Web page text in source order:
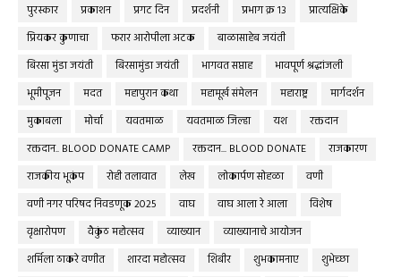
पुरस्कार
प्रकाशन प्रगट दिन प्रदर्शनी प्रभाग क्र १३
प्रात्यक्षिके
प्रियकर कुणाचा
फरार आरोपीला अटक
बाळासाहेब जयंती
बिरसा मुंडा जयंती
बिरसामुंडा जयंती भागवत सप्ताह
भावपूर्ण श्रद्धांजली
भूमीपूजन
मदत महापुरान कथा महामूर्ख संमेलन महाराष्ट्र
मार्गदर्शन
मुकाबला
मोर्चा यवतमाळ यवतमाळ जिल्हा यश
रक्तदान
रक्तदान.. BLOOD DONATE CAMP
रक्तदान... BLOOD DONATE
राजकारण
राजकीय भूकंप
रोही तलावात लेख लोकार्पण सोहळा
वणी
वणी नगर परिषद निवडणूक 2025
वाघ वाघ आला रे आला
विशेष
वृक्षारोपण
वैकुंठ महोत्सव व्याख्यान
व्याख्यानाचे आयोजन
शर्मिला ठाकरे वणीत
शारदा महोत्सव शिबीर शुभकामनाए
शुभेच्छा